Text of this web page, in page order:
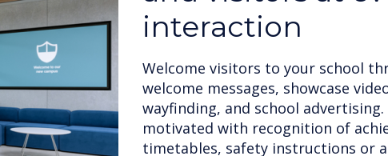
Users can engage dynamically
including text, photos/images,
and social media.
✓ Over 100+ templates & designs
✓ Instant school-branded